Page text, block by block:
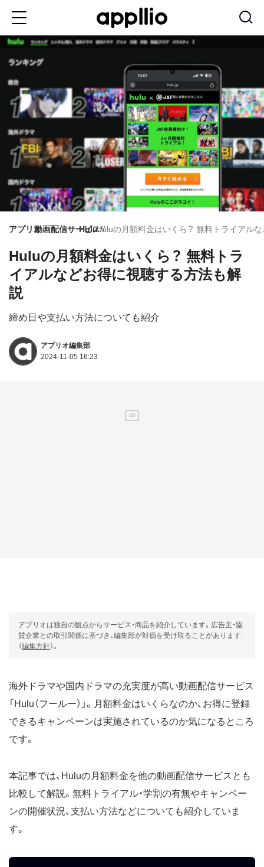
ン
コ
ン
移
アプリオ動画配信サービス
HuluHuluの月額料金はいくら？ 無料トライアル
Huluの月額料金はいくら？ 無料トラ
イアルなどお得に視聴する方法も解
説
締め日や支払い方法についても紹介
アプリオ編集部
2024-11-05 16:23
アプリオは独自の観点からサービス・商品を紹介しています。広告主・協
賛企業との取引関係に基づき、編集部が対価を受け取ることがあります
（編集方針）。
海外ドラマや国内ドラマの充実度が高い動画配信サービス
「Hulu（フールー）」。月額料金はいくらなのか、お得に登録
できるキャンペーンは実施されているのか気になるところ
です。
本記事では、Huluの月額料金を他の動画配信サービスとも
比較して解説。無料トライアル・学割の有無やキャンペー
ンの開催状況、支払い方法などについても紹介していま
す。